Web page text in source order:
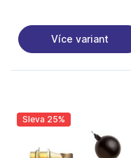
Více variant
Sleva 25%